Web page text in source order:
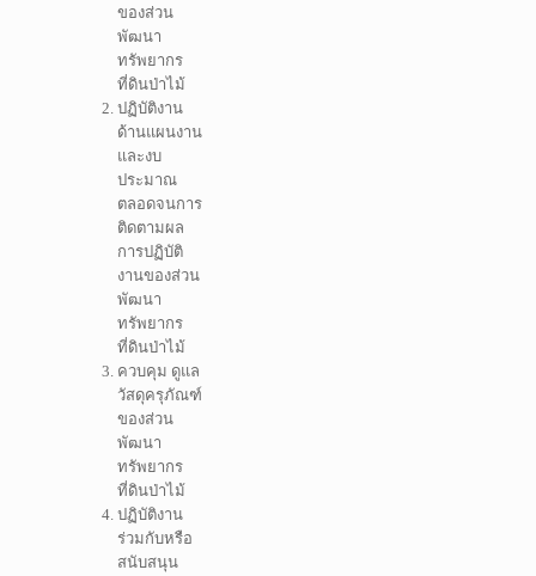
ของส่วน
พัฒนา
ทรัพยากร
ที่ดินป่าไม้
ปฏิบัติงาน
ด้านแผนงาน
และงบ
ประมาณ
ตลอดจนการ
ติดตามผล
การปฏิบัติ
งานของส่วน
พัฒนา
ทรัพยากร
ที่ดินป่าไม้
ควบคุม ดูแล
วัสดุครุภัณฑ์
ของส่วน
พัฒนา
ทรัพยากร
ที่ดินป่าไม้
ปฏิบัติงาน
ร่วมกับหรือ
สนับสนุน